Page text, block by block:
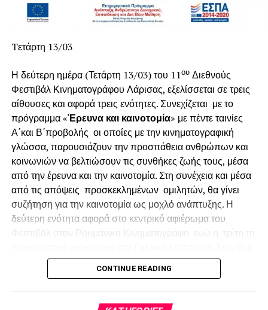
Διάρκεια:80 λεπτά με διάλειμμα
RADIO CITY Theatre
Βας. Όλγας 11 & Παρασκευοπούλου 9, Θεσσαλονίκη
Tετάρτη 13/03
Η δεύτερη ημέρα (Τετάρτη 13/03) του 11ουΔιεθνούς
Φεστιβάλ Κινηματογράφου Λάρισας, εξελίσσεται σε τρεις
αίθουσες και αφορά τρεις ενότητες. Συνεχίζεται με το
πρόγραμμα «Έρευνα και καινοτομία» με πέντε ταινίες
Α΄και Β΄προβολής οι οποίες με την κινηματογραφική
γλώσσα, παρουσιάζουν την προσπάθεια ανθρώπων και
κοινωνιών να βελτιώσουν τις συνθήκες ζωής τους, μέσα
από την έρευνα και την καινοτομία. Στη συνέχεια και μέσα
από τις απόψεις προσκεκλημένων ομιλητών, θα γίνει
συζήτηση για την καινοτομία ως μοχλό ανάπτυξης. Η
δεύτερη ενότητα αφορά στο κεντρικό αφιέρωμα του
χώρο συνεχίζεται η έκθεση ΩΔΗ ΣΤΟ ΕΡΓΟ ΤΟΥ
ΜΙΧΑΛΗ ΚΑΚΟΓΙΑΝΝΗ του Σάκη Παπαγιάννη.
WhoStoppedthe
CONTINUE READING